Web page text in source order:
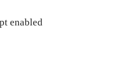
enabled